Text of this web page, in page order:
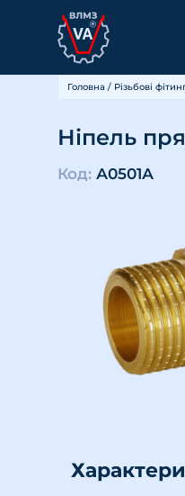
Головна / Різьбові
Ніпель
Код: А0501А